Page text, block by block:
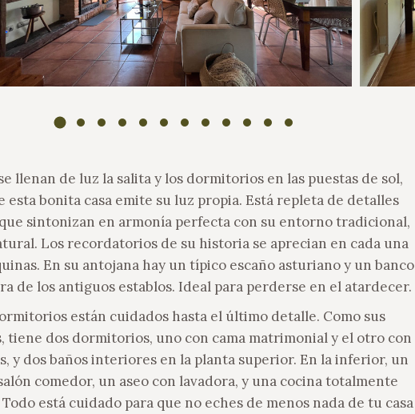
llenan de luz la salita y los dormitorios en las puestas de sol,
esta bonita casa emite su luz propia. Está repleta de detalles
sintonizan en armonía perfecta con su entorno tradicional,
Los recordatorios de su historia se aprecian en cada una
En su antojana hay un típico escaño asturiano y un banco
de los antiguos establos. Ideal para perderse en el atardecer.
están cuidados hasta el último detalle. Como sus
tiene dos dormitorios, uno con cama matrimonial y el otro con
y dos baños interiores en la planta superior. En la inferior, un
comedor, un aseo con lavadora, y una cocina totalmente
está cuidado para que no eches de menos nada de tu casa